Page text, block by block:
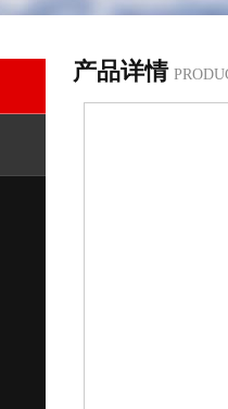
产品详情